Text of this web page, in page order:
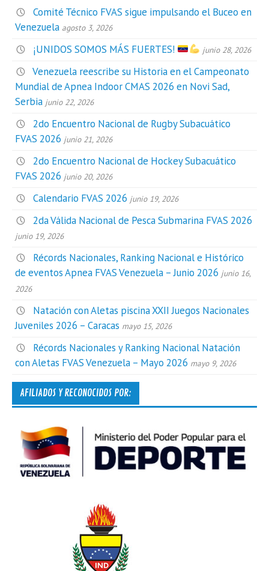
Comité Técnico FVAS sigue impulsando el Buceo en
Venezuela agosto 3, 2026
¡UNIDOS SOMOS MÁS FUERTES! junio 28, 2026
Venezuela reescribe su Historia en el Campeonato
Mundial de Apnea Indoor CMAS 2026 en Novi Sad,
Serbia junio 22, 2026
2do Encuentro Nacional de Rugby Subacuático
FVAS 2026 junio 21, 2026
2do Encuentro Nacional de Hockey Subacuático
FVAS 2026 junio 20, 2026
Calendario FVAS 2026 junio 19, 2026
2da Válida Nacional de Pesca Submarina FVAS 2026
junio 19, 2026
Récords Nacionales, Ranking Nacional e Histórico
de eventos Apnea FVAS Venezuela – Junio 2026 junio 16,
2026
Natación con Aletas piscina XXII Juegos Nacionales
Juveniles 2026 – Caracas mayo 15, 2026
Récords Nacionales y Ranking Nacional Natación
con Aletas FVAS Venezuela – Mayo 2026 mayo 9, 2026
AFILIADOS Y RECONOCIDOS POR: